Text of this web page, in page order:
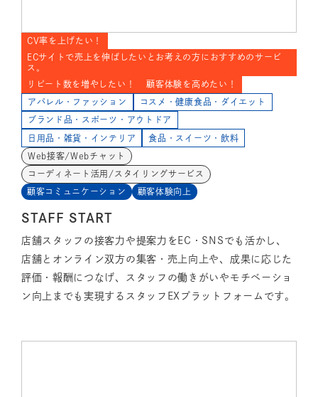
CV率を上げたい！
ECサイトで売上を伸ばしたいとお考えの方におすすめのサービ
ス。
リピート数を増やしたい！
顧客体験を高めたい！
アパレル・ファッション コスメ・健康食品・ダイエット
ブランド品・スポーツ・アウトドア
日用品・雑貨・インテリア 食品・スイーツ・飲料
Web接客/Webチャット
コーディネート活用/スタイリングサービス
顧客コミュニケーション 顧客体験向上
STAFF START
店舗スタッフの接客力や提案力をEC・SNSでも活かし、
店舗とオンライン双方の集客・売上向上や、成果に応じた
評価・報酬につなげ、スタッフの働きがいやモチベーショ
ン向上までも実現するスタッフEXプラットフォームです。